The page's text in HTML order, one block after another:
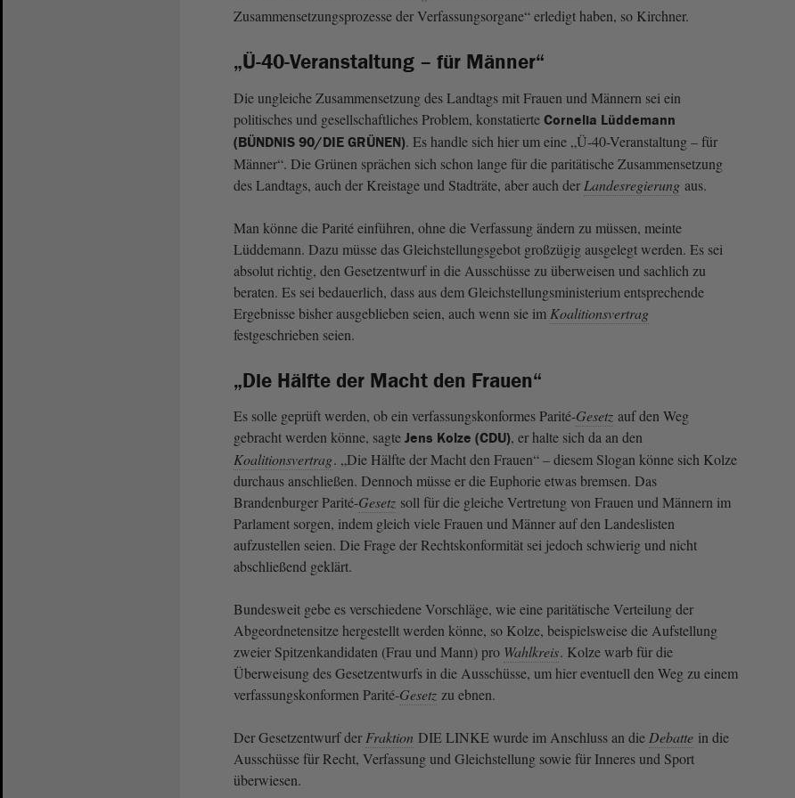
Zusammensetzungsprozesse der Verfassungsorgane“ erledigt haben, so Kirchner.
„Ü-40-Veranstaltung – für Männer“
Die ungleiche Zusammensetzung des Landtags mit Frauen und Männern sei ein
politisches und gesellschaftliches Problem, konstatierte Cornelia Lüddemann
(BÜNDNIS 90/DIE GRÜNEN). Es handle sich hier um eine „Ü-40-Veranstaltung – für
Männer“. Die Grünen sprächen sich schon lange für die paritätische Zusammensetzung
des Landtags, auch der Kreistage und Stadträte, aber auch der Landesregierung aus.
Man könne die Parité einführen, ohne die Verfassung ändern zu müssen, meinte
Lüddemann. Dazu müsse das Gleichstellungsgebot großzügig ausgelegt werden. Es sei
absolut richtig, den Gesetzentwurf in die Ausschüsse zu überweisen und sachlich zu
beraten. Es sei bedauerlich, dass aus dem Gleichstellungsministerium entsprechende
Ergebnisse bisher ausgeblieben seien, auch wenn sie im Koalitionsvertrag
festgeschrieben seien.
„Die Hälfte der Macht den Frauen“
Es solle geprüft werden, ob ein verfassungskonformes Parité-Gesetz auf den Weg
gebracht werden könne, sagte Jens Kolze (CDU), er halte sich da an den
Koalitionsvertrag. „Die Hälfte der Macht den Frauen“ – diesem Slogan könne sich Kolze
durchaus anschließen. Dennoch müsse er die Euphorie etwas bremsen. Das
Brandenburger Parité-Gesetz soll für die gleiche Vertretung von Frauen und Männern im
Parlament sorgen, indem gleich viele Frauen und Männer auf den Landeslisten
aufzustellen seien. Die Frage der Rechtskonformität sei jedoch schwierig und nicht
abschließend geklärt.
Bundesweit gebe es verschiedene Vorschläge, wie eine paritätische Verteilung der
Abgeordnetensitze hergestellt werden könne, so Kolze, beispielsweise die Aufstellung
zweier Spitzenkandidaten (Frau und Mann) pro Wahlkreis. Kolze warb für die
Überweisung des Gesetzentwurfs in die Ausschüsse, um hier eventuell den Weg zu einem
verfassungskonformen Parité-Gesetz zu ebnen.
Der Gesetzentwurf der Fraktion DIE LINKE wurde im Anschluss an die Debatte in die
Ausschüsse für Recht, Verfassung und Gleichstellung sowie für Inneres und Sport
überwiesen.